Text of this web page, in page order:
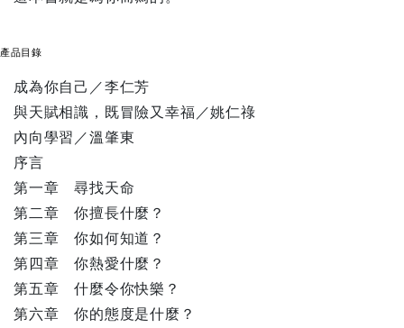
產品目錄
成為你自己／李仁芳
與天賦相識，既冒險又幸福／姚仁祿
內向學習／溫肇東
序言
第一章 尋找天命
第二章 你擅長什麼？
第三章 你如何知道？
第四章 你熱愛什麼？
第五章 什麼令你快樂？
第六章 你的態度是什麼？